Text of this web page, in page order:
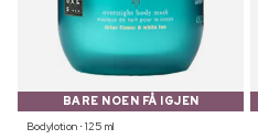
BARE NOEN FÅ IGJEN
Bodylotion ⋅ 125 ml